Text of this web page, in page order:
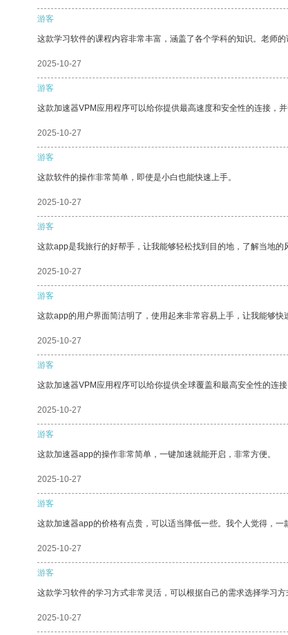
游客
这款学习软件的课程内容非常丰富，涵盖了各个学科的知识。老师
2025-10-27
游客
这款加速器VPM应用程序可以给你提供最高速度和安全性的连接，并
2025-10-27
游客
这款软件的操作非常简单，即使是小白也能快速上手。
2025-10-27
游客
这款app是我旅行的好帮手，让我能够轻松找到目的地，了解当地的
2025-10-27
游客
这款app的用户界面简洁明了，使用起来非常容易上手，让我能够快
2025-10-27
游客
这款加速器VPM应用程序可以给你提供全球覆盖和最高安全性的连接
2025-10-27
游客
这款加速器app的操作非常简单，一键加速就能开启，非常方便。
2025-10-27
游客
这款加速器app的价格有点贵，可以适当降低一些。我个人觉得，一
2025-10-27
游客
这款学习软件的学习方式非常灵活，可以根据自己的需求选择学习
2025-10-27